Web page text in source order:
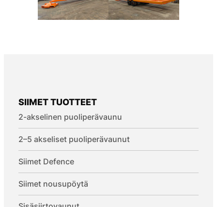
SIIMET TUOTTEET
2-akselinen puoliperävaunu
2–5 akseliset puoliperävaunut
Siimet Defence
Siimet nousupöytä